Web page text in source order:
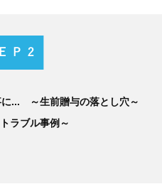
... ～生前贈与の落とし穴～
ラブル事例～